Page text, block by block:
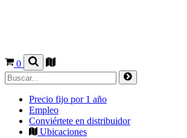
0
Precio fijo por 1 año
Empleo
Conviértete en distribuidor
Ubicaciones